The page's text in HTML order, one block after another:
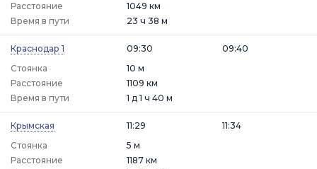
Расстояние
1049 км
Время в пути
23 ч 38 м
Краснодар 1
09:30
Стоянка
10 м
09:40
Расстояние
1109 км
Время в пути
1 д 1 ч 40 м
Крымская
11:29
Стоянка
5 м
11:34
Расстояние
1187 км